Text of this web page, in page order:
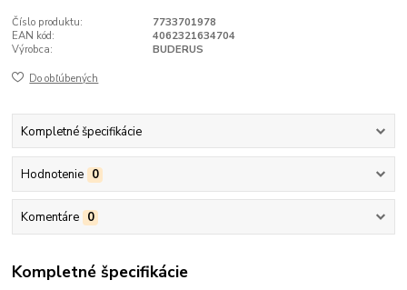
Číslo produktu:
7733701978
EAN kód:
4062321634704
Výrobca:
BUDERUS
Do obľúbených
Kompletné špecifikácie
Hodnotenie 0
Komentáre 0
Kompletné špecifikácie